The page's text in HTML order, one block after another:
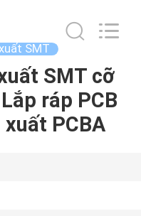
SMT
SMT cỡ
ráp PCB
PCBA